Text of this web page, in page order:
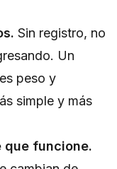
Sin registro, no
Un
peso y
simple y más
que funcione.